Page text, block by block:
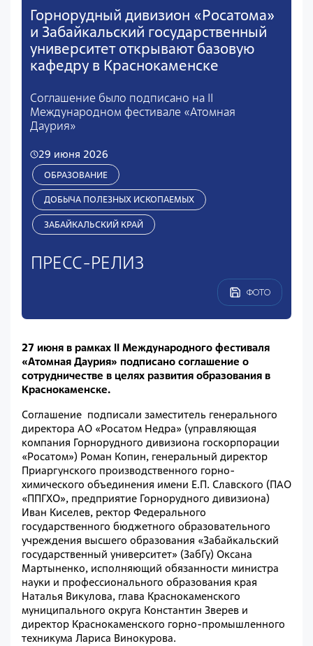
Горнорудный дивизион «Росатома»
и Забайкальский государственный
университет открывают базовую
кафедру в Краснокаменске
Соглашение было подписано на II
Международном фестивале «Атомная
Даурия»
29 июня 2026
ОБРАЗОВАНИЕ
ДОБЫЧА ПОЛЕЗНЫХ ИСКОПАЕМЫХ
ЗАБАЙКАЛЬСКИЙ КРАЙ
ПРЕСС-РЕЛИЗ
ФОТО
27 июня в рамках II Международного фестиваля
«Атомная Даурия» подписано соглашение о
сотрудничестве в целях развития образования в
Краснокаменске.
Соглашение подписали заместитель генерального
директора АО «Росатом Недра» (управляющая
компания Горнорудного дивизиона госкорпорации
«Росатом») Роман Копин, генеральный директор
Приаргунского производственного горно-
химического объединения имени Е.П. Славского (ПАО
«ППГХО», предприятие Горнорудного дивизиона)
Иван Киселев, ректор Федерального
государственного бюджетного образовательного
учреждения высшего образования «Забайкальский
государственный университет» (ЗабГу) Оксана
Мартыненко, исполняющий обязанности министра
науки и профессионального образования края
Наталья Викулова, глава Краснокаменского
муниципального округа Константин Зверев и
директор Краснокаменского горно-промышленного
техникума Лариса Винокурова.